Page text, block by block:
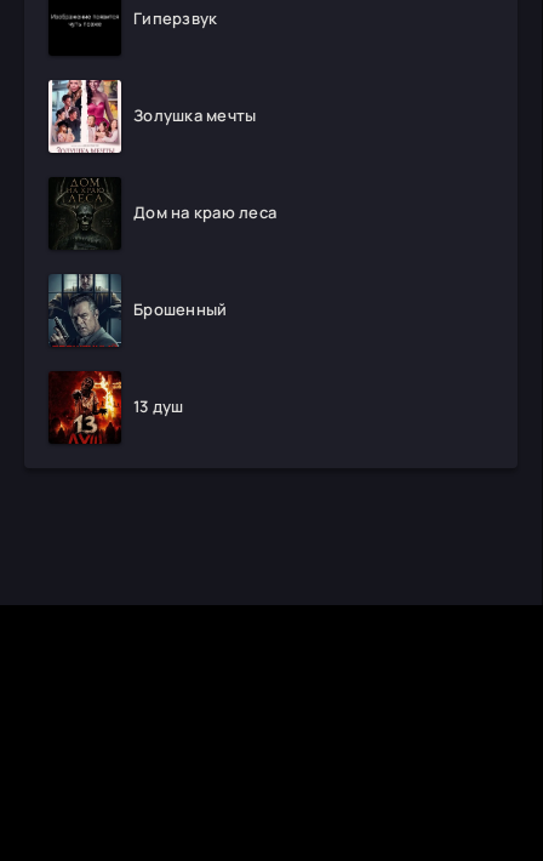
Гиперзвук
Золушка мечты
Дом на краю леса
Брошенный
13 душ